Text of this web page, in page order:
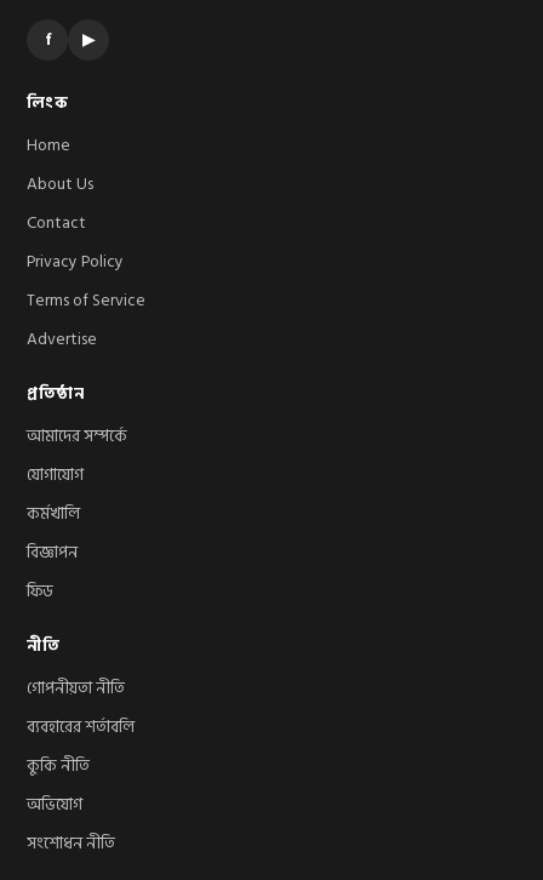
f ▶
লিংক
Home
About Us
Contact
Privacy Policy
Terms of Service
Advertise
প্রতিষ্ঠান
আমাদের সম্পর্কে
যোগাযোগ
কর্মখালি
বিজ্ঞাপন
ফিড
নীতি
গোপনীয়তা নীতি
ব্যবহারের শর্তাবলি
কুকি নীতি
অভিযোগ
সংশোধন নীতি